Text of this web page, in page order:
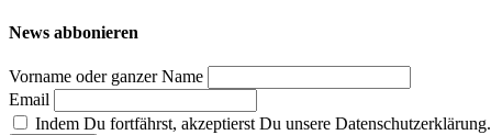
News abbonieren
Vorname oder ganzer Name
Email
Indem Du fortfährst, akzeptierst Du unsere Datenschutzerklärung.